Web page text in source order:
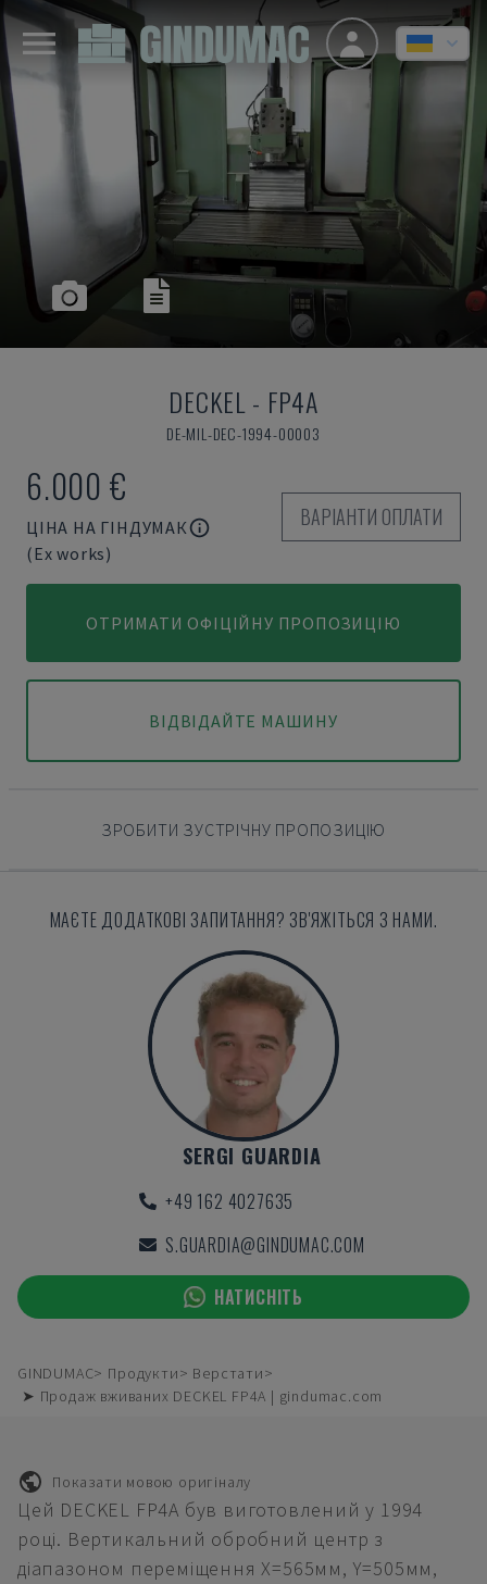
DECKEL - FP4A
DE-MIL-DEC-1994-00003
6.000 €
ЦІНА НА ГІНДУМАК
(Ex works)
ВАРІАНТИ ОПЛАТИ
ОТРИМАТИ ОФІЦІЙНУ ПРОПОЗИЦІЮ
ВІДВІДАЙТЕ МАШИНУ
ЗРОБИТИ ЗУСТРІЧНУ ПРОПОЗИЦІЮ
МАЄТЕ ДОДАТКОВІ ЗАПИТАННЯ? ЗВ'ЯЖІТЬСЯ З НАМИ.
SERGI GUARDIA
+49 162 4027635
S.GUARDIA@GINDUMAC.COM
НАТИСНІТЬ
GINDUMAC Продукти
Верстати
➤ Продаж вживаних DECKEL FP4A | gindumac.com
Показати мовою оригіналу
Цей DECKEL FP4A був виготовлений у 1994
році. Вертикальний обробний центр з
діапазоном переміщення X=565мм, Y=505мм,